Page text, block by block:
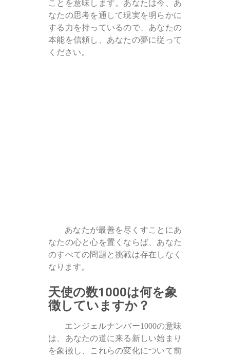
ことを意味します。あなたは今、あ
なたの思考を通して現実を明らかに
する力を持っているので、あなたの
本能を信頼し、あなたの夢に従って
ください。
あなたが最善を尽くすことにあ
なたの心と心を置くならば、あなた
のすべての問題と挑戦は存在しなく
なります。
天使の数1000は何を象
徴していますか？
エンジェルナンバー1000の意味
は、あなたの道に来る新しい始まり
を象徴し、これらの変化について前